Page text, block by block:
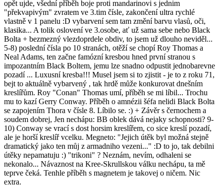
opět ujde, všední příběh boje proti mandarinovi s jednim
"překvapivým" zvratem ve 3.tim čísle, zakončení ultra rychlé
vlastně v 1 panelu :D vybarvení sem tam změní barvu vlasů, oči,
klasika... A tolik oslovení ve 3.osobe, ať už sama sebe nebo Black
Bolta + bezmezný vlezdoprdele obdiv, to jsem už dlouho neviděl...
5-8) poslední čísla po 10 stranách, otěží se chopí Roy Thomas a
Neal Adams, ten začne famózní kresbou hned první stranou s
impozantním Black Boltem, jemu lze snadno odpustit jednobarevne
pozadí ... Luxusní kresba!!! Musel jsem si to zjistit - je to z roku 71,
bejt to aktuálně vybarvený , tak hrdě může konkurovat dnešním
kreslířům. Roy "Conan" Thomas umí, příběh se mi líbil... Trochu
mu to kazí Gerry Conway. Příběh o amnézii šéfa nelidi Black Bolta
se zapojením Thora v čísle 8. Líbilo se. :) + Závěr s černochem a
soudem dobrej, Jen nechápu: BB oblek dává nejaky schopnosti? 9-
10) Conway se vrací s dost horsim kreslířem, co sice kreslí pozadí,
ale je horší kreslíř vcelku. Megneto: "Jejich útěk byl možná stejně
dramatický jako ten můj z armadniho vezeni..." :D to jo, tak debilni
útěky nepamatuju :) "trikoni" ? Neznám, nevím, odhaleni se
nekonalo... Návaznost na Kree-Skrullskou válku nechápu, ta mě
teprve čeká. Tenhle příběh s magnetem je takovej o ničem. Nic
extra.